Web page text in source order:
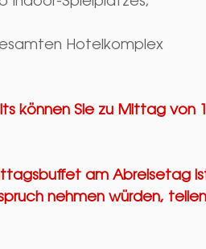
Hotelkomplex
können Sie zu Mittag von
am Abreisetag
nehmen würden,